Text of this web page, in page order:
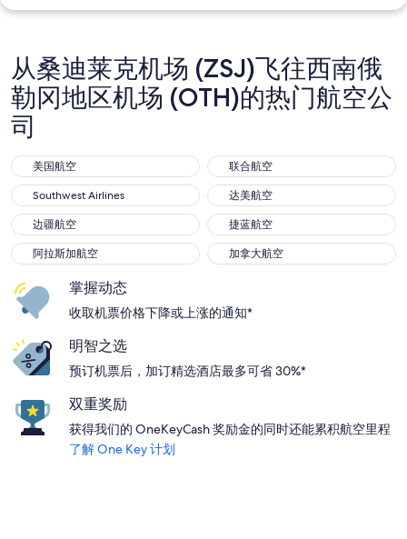
从桑迪莱克机场 (ZSJ)飞往西南俄
勒冈地区机场 (OTH)的热门航空公
司
美国航空
美国航空 联合航空
联合航空
Southwest Airlines
Southwest Airlines 达美航空
达美航空
边疆航空
边疆航空 捷蓝航空
捷蓝航空
阿拉斯加航空
阿拉斯加航空 加拿大航空
加拿大航空
掌握动态
收取机票价格下降或上涨的通知*
明智之选
预订机票后，加订精选酒店最多可省 30%*
双重奖励
获得我们的 OneKeyCash 奖励金的同时还能累积航空里程
了解 One Key 计划